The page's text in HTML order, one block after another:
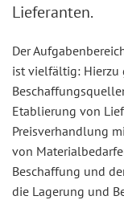
Lieferanten.
Der
ist vielfältig: Hierzu
Etablierung von
Preisverhandlung
von
Beschaffung und
die Lagerung und